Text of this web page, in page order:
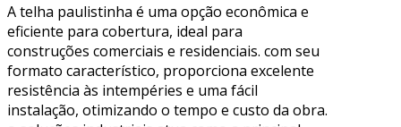
A telha paulistinha é uma opção econômica e
eficiente para cobertura, ideal para
construções comerciais e residenciais. com seu
formato característico, proporciona excelente
resistência às intempéries e uma fácil
instalação, otimizando o tempo e custo da obra.